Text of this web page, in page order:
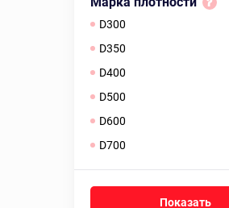
D300
D350
D400
D500
D600
D700